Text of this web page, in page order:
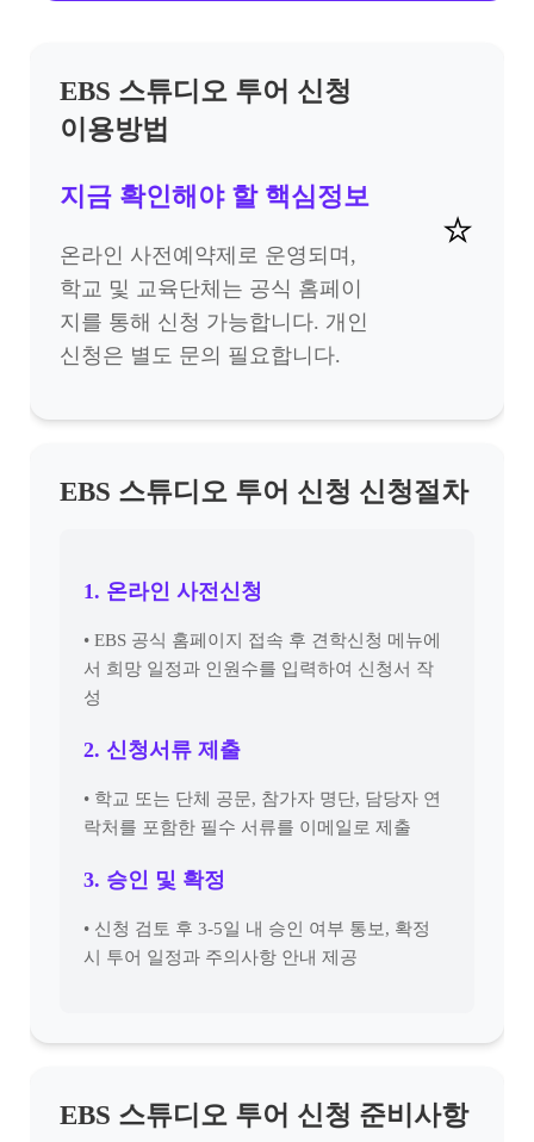
EBS 스튜디오 투어 신청
이용방법
지금 확인해야 할 핵심정보
온라인 사전예약제로 운영되며,
학교 및 교육단체는 공식 홈페이
지를 통해 신청 가능합니다. 개인
신청은 별도 문의 필요합니다.
⭐
EBS 스튜디오 투어 신청 신청절차
1. 온라인 사전신청
• EBS 공식 홈페이지 접속 후 견학신청 메뉴에
서 희망 일정과 인원수를 입력하여 신청서 작
성
2. 신청서류 제출
• 학교 또는 단체 공문, 참가자 명단, 담당자 연
락처를 포함한 필수 서류를 이메일로 제출
3. 승인 및 확정
• 신청 검토 후 3-5일 내 승인 여부 통보, 확정
시 투어 일정과 주의사항 안내 제공
EBS 스튜디오 투어 신청 준비사항